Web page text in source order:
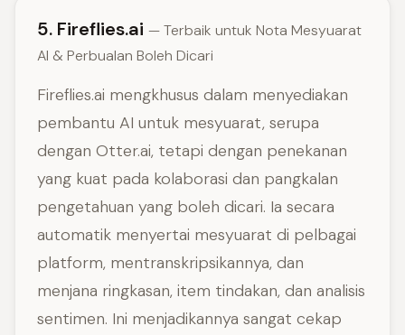
5. Fireflies.ai — Terbaik untuk Nota Mesyuarat
AI & Perbualan Boleh Dicari
Fireflies.ai mengkhusus dalam menyediakan
pembantu AI untuk mesyuarat, serupa
dengan Otter.ai, tetapi dengan penekanan
yang kuat pada kolaborasi dan pangkalan
pengetahuan yang boleh dicari. Ia secara
automatik menyertai mesyuarat di pelbagai
platform, mentranskripsikannya, dan
menjana ringkasan, item tindakan, dan analisis
sentimen. Ini menjadikannya sangat cekap